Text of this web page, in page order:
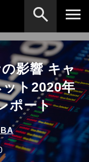
影響 キャ
ト2020年
ポート
を入
検索